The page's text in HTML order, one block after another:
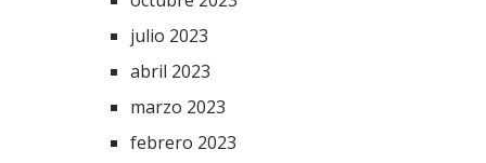
julio 2023
abril 2023
marzo 2023
febrero 2023